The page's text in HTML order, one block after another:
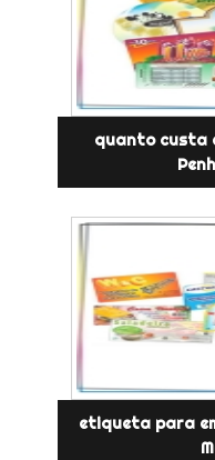
quanto custa
etiqueta para